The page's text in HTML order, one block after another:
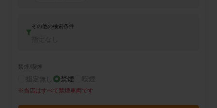
その他の検索条件
禁煙/喫煙
指定無し 禁煙 喫煙
※ 当店はすべて禁煙車両です